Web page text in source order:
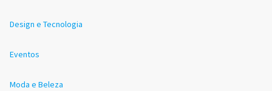
Design e Tecnologia
Eventos
Moda e Beleza